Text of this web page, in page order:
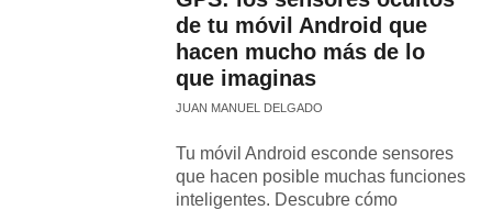
de tu móvil Android que
hacen mucho más de lo
que imaginas
JUAN MANUEL DELGADO
Tu móvil Android esconde sensores
que hacen posible muchas funciones
inteligentes. Descubre cómo